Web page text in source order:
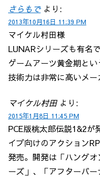
さらもで より:
2013年10月16日 11:39 PM
マイケル村田様
LUNARシリーズも有名で
ゲームアーツ黄金期とい
技術力は非常に高いメー
マイケル村田 より:
2015年1月8日 11:45 PM
PCE版桃太郎伝説1&2が
イブ向けのアクション
発売。開発は「ハング
ーズ」、「アフターバ